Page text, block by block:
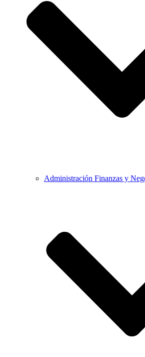
Administración Finanzas y